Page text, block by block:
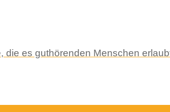
es guthörenden Menschen